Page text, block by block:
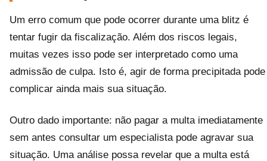
Um erro comum que pode ocorrer durante uma blitz é
tentar fugir da fiscalização. Além dos riscos legais,
muitas vezes isso pode ser interpretado como uma
admissão de culpa. Isto é, agir de forma precipitada pode
complicar ainda mais sua situação.
Outro dado importante: não pagar a multa imediatamente
sem antes consultar um especialista pode agravar sua
situação. Uma análise possa revelar que a multa está